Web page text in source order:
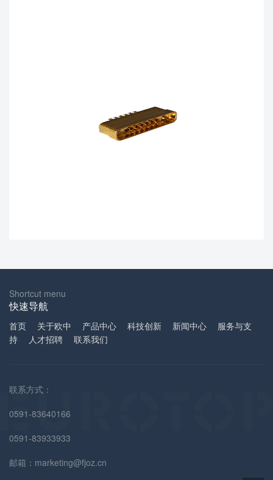
Shortcut menu
快速导航
首页 关于欧中 产品中心 科技创新 新闻中心
服务与支
持
人才招聘 联系我们
联系方式：
0591-83640166
0591-83933933
邮箱：marketing@fjoz.cn